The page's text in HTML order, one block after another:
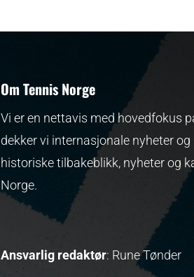
Om Tennis Norge
Vi er en nettavis med hovedfokus
dekker vi internasjonale nyheter og
historiske tilbakeblikk, nyheter og
Norge.
Ansvarlig redaktør: Rune Tønder